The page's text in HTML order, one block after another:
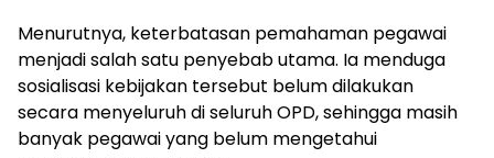
Menurutnya, keterbatasan pemahaman pegawai
menjadi salah satu penyebab utama. Ia menduga
sosialisasi kebijakan tersebut belum dilakukan
secara menyeluruh di seluruh OPD, sehingga masih
banyak pegawai yang belum mengetahui